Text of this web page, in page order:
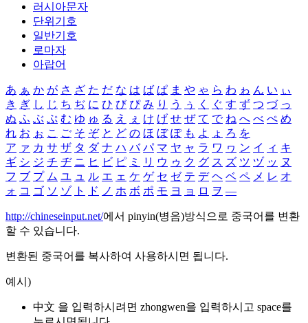
러시아문자
단위기호
일반기호
로마자
아랍어
あ ぁ か が さ ざ た だ な は ば ぱ ま や ゃ ら わ ゎ ん い ぃ
き ぎ し じ ち ぢ に ひ び ぴ み り う ぅ く ぐ す ず つ づ っ
ぬ ふ ぶ ぷ む ゆ ゅ る え ぇ け げ せ ぜ て で ね へ べ ぺ め
れ お ぉ こ ご そ ぞ と ど の ほ ぼ ぽ も よ ょ ろ を
ア ァ カ サ ザ タ ダ ナ ハ バ パ マ ヤ ャ ラ ワ ヮ ン イ ィ キ
ギ シ ジ チ ヂ ニ ヒ ビ ピ ミ リ ウ ゥ ク グ ス ズ ツ ヅ ッ ヌ
フ ブ プ ム ユ ュ ル エ ェ ケ ゲ セ ゼ テ デ ヘ ベ ペ メ レ オ
ォ コ ゴ ソ ゾ ト ド ノ ホ ボ ポ モ ヨ ョ ロ ヲ ―
http://chineseinput.net/에서 pinyin(병음)방식으로 중국어를 변환
할 수 있습니다.
변환된 중국어를 복사하여 사용하시면 됩니다.
예시)
中文 을 입력하시려면 zhongwen을 입력하시고 space를